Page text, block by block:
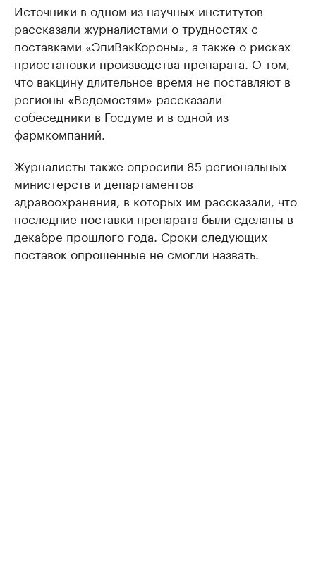
Источники в одном из научных институтов
рассказали журналистами о трудностях с
поставками «ЭпиВакКороны», а также о рисках
приостановки производства препарата. О том,
что вакцину длительное время не поставляют в
регионы «Ведомостям» рассказали
собеседники в Госдуме и в одной из
фармкомпаний.
Журналисты также опросили 85 региональных
министерств и департаментов
здравоохранения, в которых им рассказали, что
последние поставки препарата были сделаны в
декабре прошлого года. Сроки следующих
поставок опрошенные не смогли назвать.